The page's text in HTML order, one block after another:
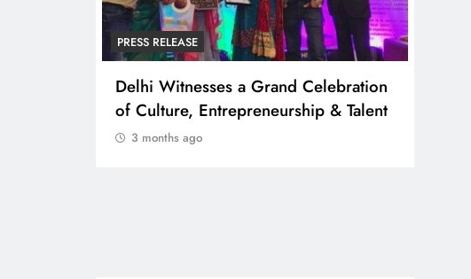
PRESS RELEASE
Delhi Witnesses a Grand Celebration
of Culture, Entrepreneurship & Talent
3 months ago